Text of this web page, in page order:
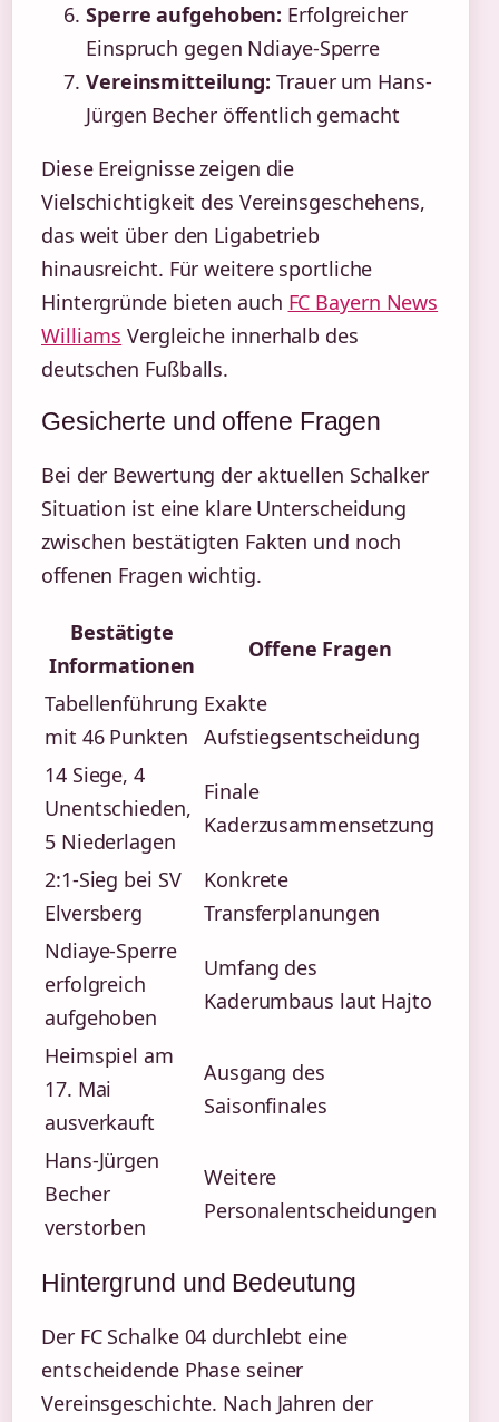
Sperre aufgehoben: Erfolgreicher
Einspruch gegen Ndiaye-Sperre
Vereinsmitteilung: Trauer um Hans-
Jürgen Becher öffentlich gemacht
Diese Ereignisse zeigen die
Vielschichtigkeit des Vereinsgeschehens,
das weit über den Ligabetrieb
hinausreicht. Für weitere sportliche
Hintergründe bieten auch FC Bayern News
Williams Vergleiche innerhalb des
deutschen Fußballs.
Gesicherte und offene Fragen
Bei der Bewertung der aktuellen Schalker
Situation ist eine klare Unterscheidung
zwischen bestätigten Fakten und noch
offenen Fragen wichtig.
Bestätigte
Informationen
Offene Fragen
Tabellenführung
mit 46 Punkten
Exakte
Aufstiegsentscheidung
14 Siege, 4
Unentschieden,
5 Niederlagen
Finale
Kaderzusammensetzung
2:1-Sieg bei SV
Elversberg
Konkrete
Transferplanungen
Ndiaye-Sperre
erfolgreich
aufgehoben
Umfang des
Kaderumbaus laut Hajto
Heimspiel am
17. Mai
ausverkauft
Ausgang des
Saisonfinales
Hans-Jürgen
Becher
verstorben
Weitere
Personalentscheidungen
Hintergrund und Bedeutung
Der FC Schalke 04 durchlebt eine
entscheidende Phase seiner
Vereinsgeschichte. Nach Jahren der